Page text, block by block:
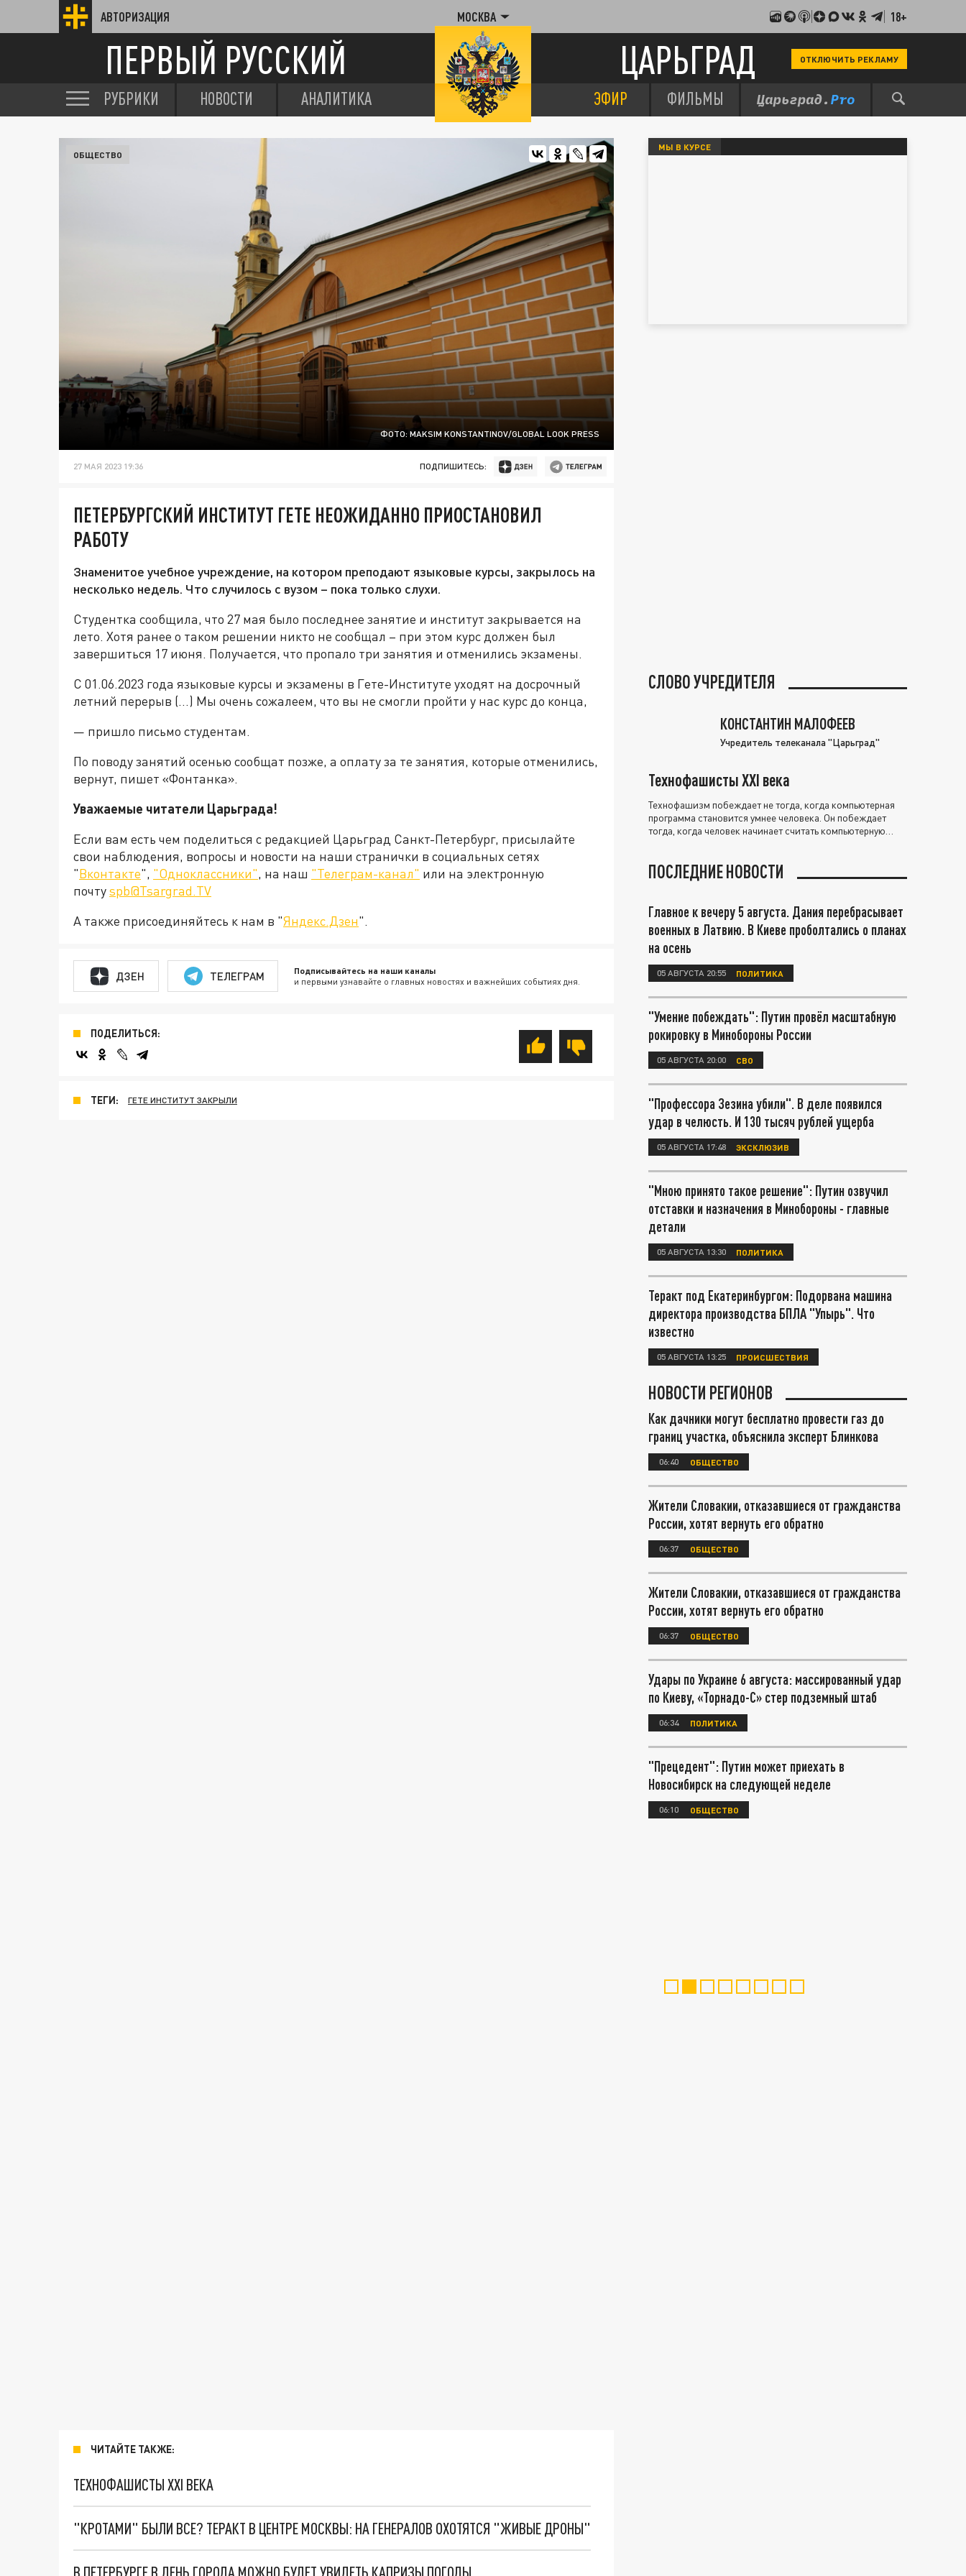
АВТОРИЗАЦИЯ МОСКВА 18+
ПЕРВЫЙ РУССКИЙ ЦАРЬГРАД ОТКЛЮЧИТЬ РЕКЛАМУ
РУБРИКИ НОВОСТИ АНАЛИТИКА ЭФИР ФИЛЬМЫ
ФОТО: MAKSIM KONSTANTINOV/GLOBAL LOOK PRESS
ОБЩЕСТВО
27 МАЯ 2023 19:36 ПОДПИШИТЕСЬ:
ПЕТЕРБУРГСКИЙ ИНСТИТУТ ГЕТЕ НЕОЖИДАННО ПРИОСТАНОВИЛ
РАБОТУ
Знаменитое учебное учреждение, на котором преподают языковые курсы, закрылось на
несколько недель. Что случилось с вузом – пока только слухи.
Студентка сообщила, что 27 мая было последнее занятие и институт закрывается на
лето. Хотя ранее о таком решении никто не сообщал – при этом курс должен был
завершиться 17 июня. Получается, что пропало три занятия и отменились экзамены.
С 01.06.2023 года языковые курсы и экзамены в Гете-Институте уходят на досрочный
летний перерыв (...) Мы очень сожалеем, что вы не смогли пройти у нас курс до конца,
— пришло письмо студентам.
По поводу занятий осенью сообщат позже, а оплату за те занятия, которые отменились,
вернут, пишет «Фонтанка».
Уважаемые читатели Царьграда!
Если вам есть чем поделиться с редакцией Царьград Санкт-Петербург, присылайте
свои наблюдения, вопросы и новости на наши странички в социальных сетях
"Вконтакте", "Одноклассники", на наш "Телеграм-канал" или на электронную
почтуspb@Tsargrad.TV
А также присоединяйтесь к нам в "Яндекс.Дзен".
ДЗЕН ТЕЛЕГРАМ Подписывайтесь на наши каналы
и первыми узнавайте о главных новостях и важнейших событиях дня.
ПОДЕЛИТЬСЯ:
ТЕГИ: ГЕТЕ ИНСТИТУТ ЗАКРЫЛИ
ЧИТАЙТЕ ТАКЖЕ:
ТЕХНОФАШИСТЫ XXI ВЕКА
"КРОТАМИ" БЫЛИ ВСЕ? ТЕРАКТ В ЦЕНТРЕ МОСКВЫ: НА ГЕНЕРАЛОВ ОХОТЯТСЯ "ЖИВЫЕ ДРОНЫ"
МЫ В КУРСЕ
СЛОВО УЧРЕДИТЕЛЯ
КОНСТАНТИН МАЛОФЕЕВ
Учредитель телеканала "Царьград"
Технофашисты XXI века
Технофашизм побеждает не тогда, когда компьютерная
программа становится умнее человека. Он побеждает
тогда, когда человек начинает считать компьютерную
ПОСЛЕДНИЕ НОВОСТИ
Главное к вечеру 5 августа. Дания перебрасывает
военных в Латвию. В Киеве проболтались о планах
на осень
05 АВГУСТА 20:55 ПОЛИТИКА
"Умение побеждать": Путин провёл масштабную
рокировку в Минобороны России
05 АВГУСТА 20:00 СВО
"Профессора Зезина убили". В деле появился
удар в челюсть. И 130 тысяч рублей ущерба
05 АВГУСТА 17:48 ЭКСКЛЮЗИВ
"Мною принято такое решение": Путин озвучил
отставки и назначения в Минобороны - главные
детали
05 АВГУСТА 13:30 ПОЛИТИКА
Теракт под Екатеринбургом: Подорвана машина
директора производства БПЛА "Упырь". Что
известно
05 АВГУСТА 13:25 ПРОИСШЕСТВИЯ
НОВОСТИ РЕГИОНОВ
Как дачники могут бесплатно провести газ до
границ участка, объяснила эксперт Блинкова
06:40 ОБЩЕСТВО
Жители Словакии, отказавшиеся от гражданства
России, хотят вернуть его обратно
06:37 ОБЩЕСТВО
Жители Словакии, отказавшиеся от гражданства
России, хотят вернуть его обратно
06:37 ОБЩЕСТВО
Удары по Украине 6 августа: массированный удар
по Киеву, «Торнадо-С» стер подземный штаб
06:34 ПОЛИТИКА
"Прецедент": Путин может приехать в
Новосибирск на следующей неделе
06:10 ОБЩЕСТВО